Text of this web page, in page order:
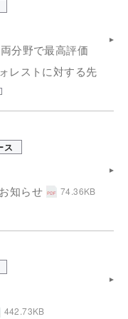
分野で最高評価
レストに対する先
ス
知らせ
74.36KB
442.73KB